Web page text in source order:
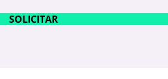
SOLICITAR